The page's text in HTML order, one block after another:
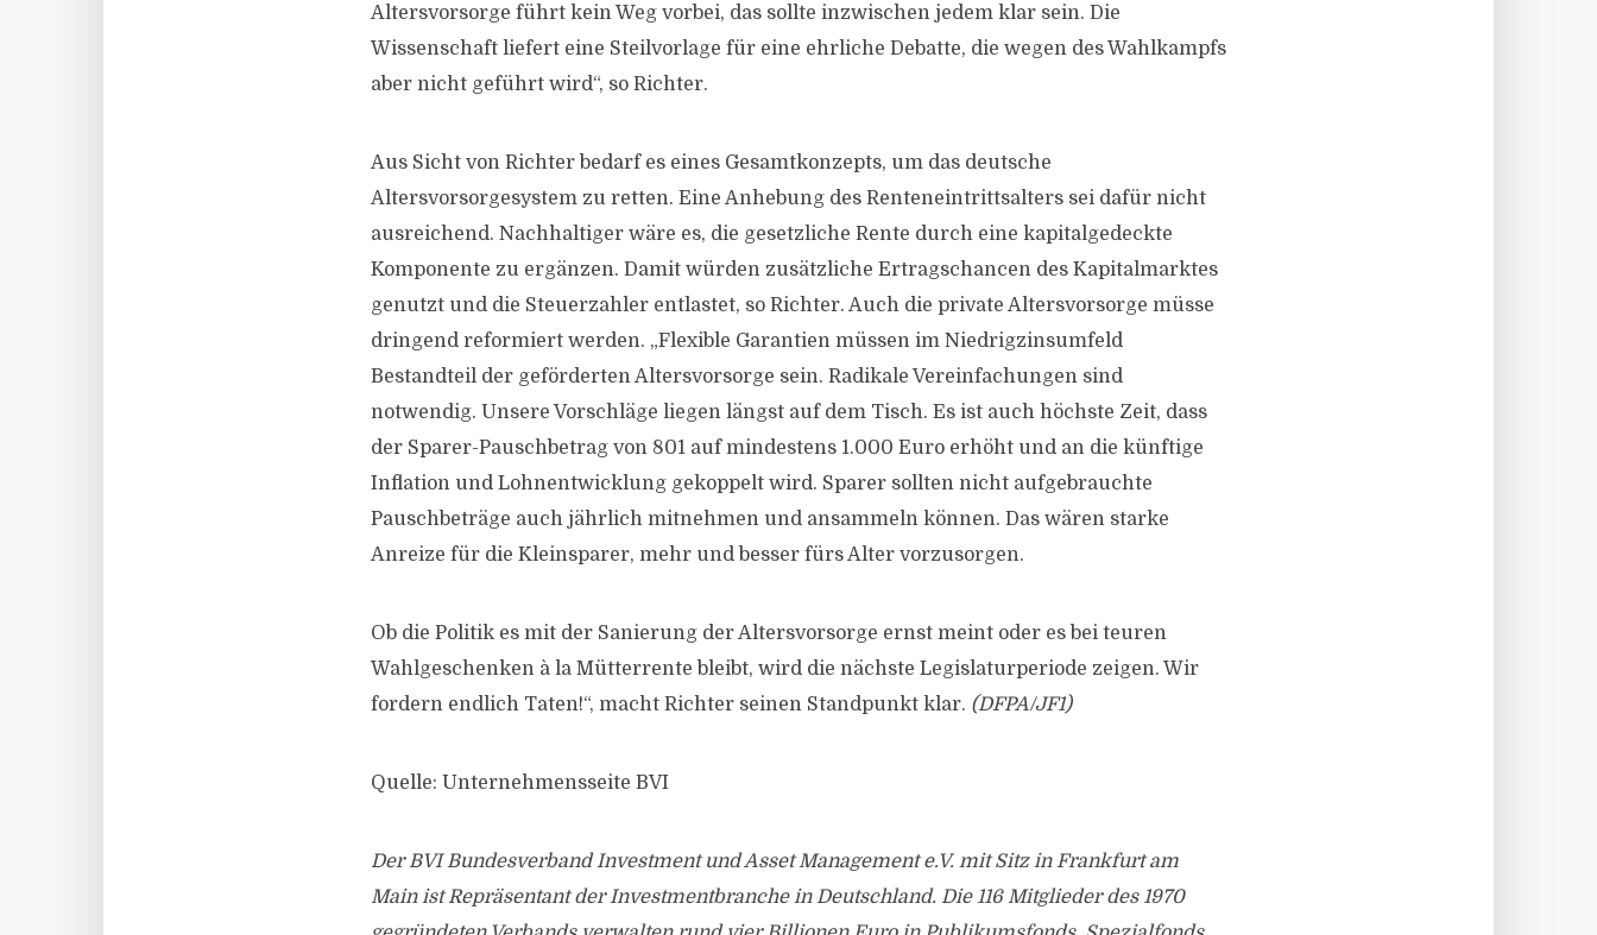
Altersvorsorge führt kein Weg vorbei, das sollte inzwischen jedem klar sein. Die
Wissenschaft liefert eine Steilvorlage für eine ehrliche Debatte, die wegen des Wahlkampfs
aber nicht geführt wird“, so Richter.
Aus Sicht von Richter bedarf es eines Gesamtkonzepts, um das deutsche
Altersvorsorgesystem zu retten. Eine Anhebung des Renteneintrittsalters sei dafür nicht
ausreichend. Nachhaltiger wäre es, die gesetzliche Rente durch eine kapitalgedeckte
Komponente zu ergänzen. Damit würden zusätzliche Ertragschancen des Kapitalmarktes
genutzt und die Steuerzahler entlastet, so Richter. Auch die private Altersvorsorge müsse
dringend reformiert werden. „Flexible Garantien müssen im Niedrigzinsumfeld
Bestandteil der geförderten Altersvorsorge sein. Radikale Vereinfachungen sind
notwendig. Unsere Vorschläge liegen längst auf dem Tisch. Es ist auch höchste Zeit, dass
der Sparer-Pauschbetrag von 801 auf mindestens 1.000 Euro erhöht und an die künftige
Inflation und Lohnentwicklung gekoppelt wird. Sparer sollten nicht aufgebrauchte
Pauschbeträge auch jährlich mitnehmen und ansammeln können. Das wären starke
Anreize für die Kleinsparer, mehr und besser fürs Alter vorzusorgen.
Ob die Politik es mit der Sanierung der Altersvorsorge ernst meint oder es bei teuren
Wahlgeschenken à la Mütterrente bleibt, wird die nächste Legislaturperiode zeigen. Wir
fordern endlich Taten!“, macht Richter seinen Standpunkt klar. (DFPA/JF1)
Quelle: Unternehmensseite BVI
Der BVI Bundesverband Investment und Asset Management e.V. mit Sitz in Frankfurt am
Main ist Repräsentant der Investmentbranche in Deutschland. Die 116 Mitglieder des 1970